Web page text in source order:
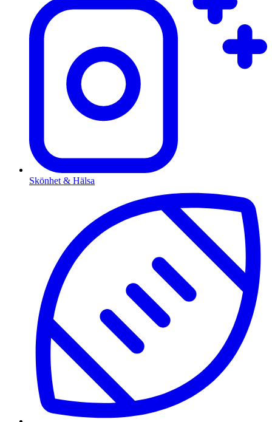
Skönhet & Hälsa